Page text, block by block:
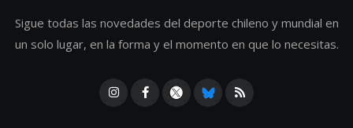
Sigue todas las novedades del deporte chileno y mundial en
un solo lugar, en la forma y el momento en que lo necesitas.